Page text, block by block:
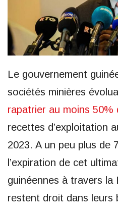
Le gouvernement
sociétés minières
rapatrier au moins 50%
recettes d’exploitation
2023. A un peu plus de
l’expiration de cet
guinéennes à travers la
restent droit dans leurs